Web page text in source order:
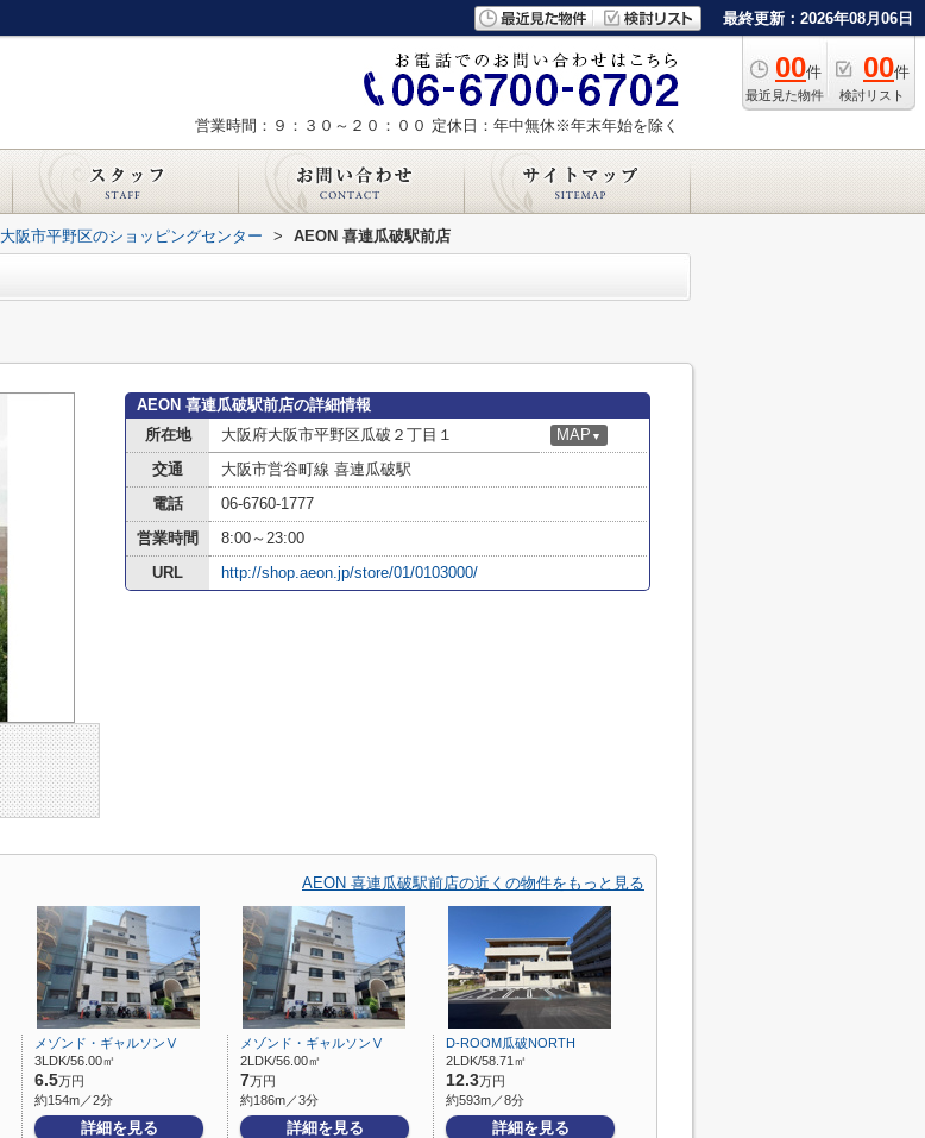
最終更新：2026年08月06日
00件
最近見た物件
00件
検討リスト
営業時間：９：３０～２０：００ 定休日：年中無休※年末年始を除く
大阪市平野区のショッピングセンター > AEON 喜連瓜破駅前店
AEON 喜連瓜破駅前店の詳細情報
所在地
大阪府大阪市平野区瓜破２丁目１ MAP ▼
交通
大阪市営谷町線 喜連瓜破駅
電話
06-6760-1777
営業時間
8:00～23:00
URL
http://shop.aeon.jp/store/01/0103000/
AEON 喜連瓜破駅前店の近くの物件をもっと見る
メゾンド・ギャルソンⅤ
3LDK/56.00㎡
6.5万円
約154m／2分
詳細を見る
メゾンド・ギャルソンⅤ
2LDK/56.00㎡
7万円
約186m／3分
詳細を見る
D-ROOM瓜破NORTH
2LDK/58.71㎡
12.3万円
約593m／8分
詳細を見る